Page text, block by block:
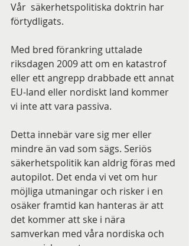
Vår  säkerhetspolitiska doktrin har
förtydligats.
Med bred förankring uttalade
riksdagen 2009 att om en katastrof
eller ett angrepp drabbade ett annat
EU-land eller nordiskt land kommer
vi inte att vara passiva.
Detta innebär vare sig mer eller
mindre än vad som sägs. Seriös
säkerhetspolitik kan aldrig föras med
autopilot. Det enda vi vet om hur
möjliga utmaningar och risker i en
osäker framtid kan hanteras är att
det kommer att ske i nära
samverkan med våra nordiska och